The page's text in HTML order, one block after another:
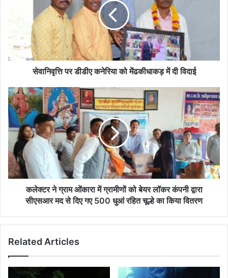
मेंढकीधाकड़
में
विदाई
सेवानिवृत्ति पर डीडीए कनेरिया को मेंढकीधाकड़ में दी विदाई
कलेक्‍टर
ने
ग्राम
ओंकारा
ग्रामीणों
को
बेयर
लॉकर
दिए
कलेक्‍टर ने ग्राम ओंकारा में ग्रामीणों को बेयर लॉकर कंपनी द्वारा
सीएसआर मद से दिए गए 500 धुआं रहित चूल्हे का किया वितरण
Related Articles